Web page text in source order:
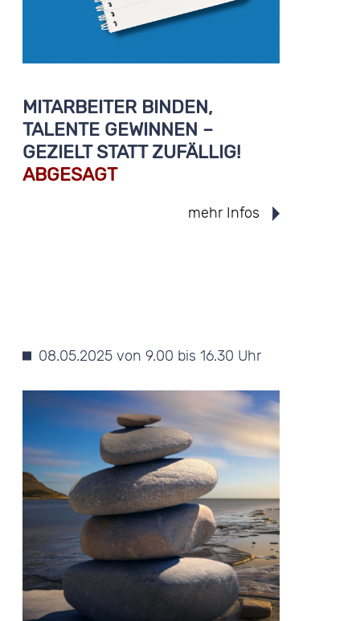
MITARBEITER BINDEN,
TALENTE GEWINNEN –
GEZIELT STATT ZUFÄLLIG!
ABGESAGT
mehr Infos
08.05.2025 von 9.00 bis 16.30 Uhr